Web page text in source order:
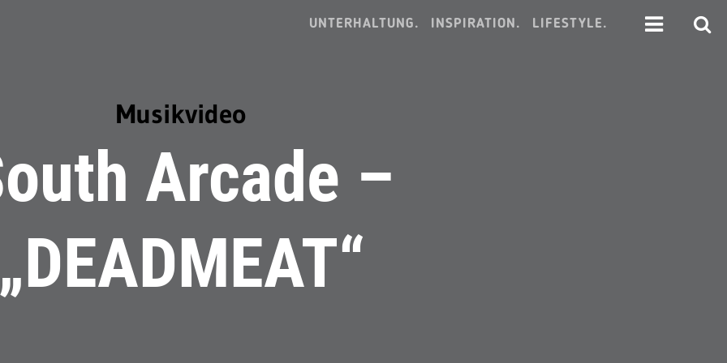
UNTERHALTUNG. INSPIRATION. LIFESTYLE.
Musikvideo
Arcade –